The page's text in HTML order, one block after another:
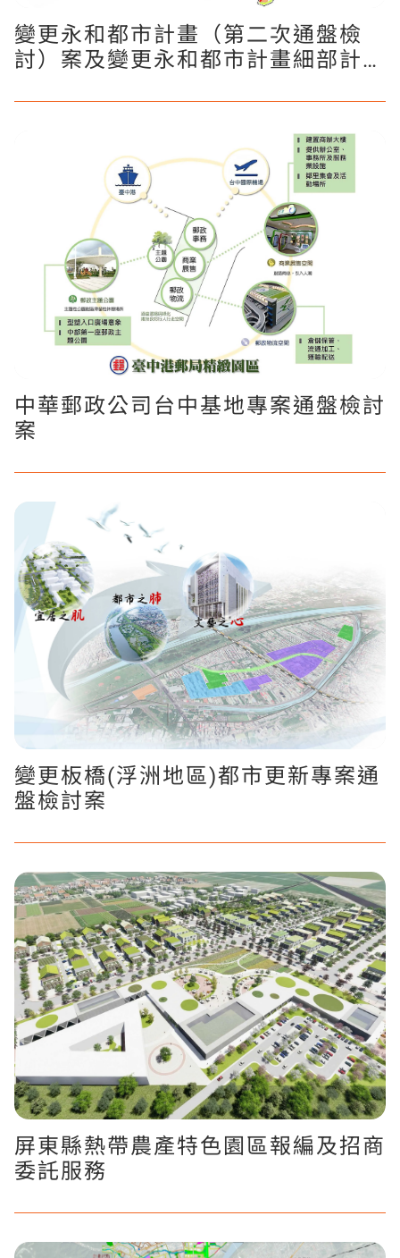
變更永和都市計畫（第二次通盤檢
討）案及變更永和都市計畫細部計畫
中華郵政公司台中基地專案通盤檢討
案
變更板橋(浮洲地區)都市更新專案通
盤檢討案
屏東縣熱帶農產特色園區報編及招商
委託服務